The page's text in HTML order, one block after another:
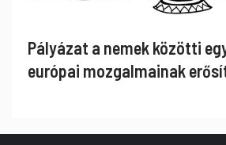
Pályázat a nemek közötti
európai mozgalmainak